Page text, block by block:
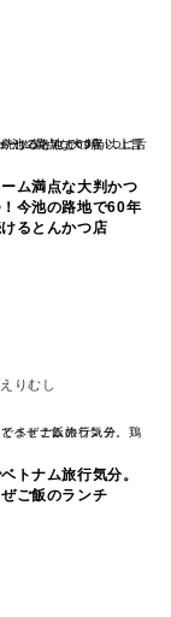
ム満点な大判かつ
今池の路地で60年
るとんかつ店
りむし
トナム旅行気分。
ご飯のランチ